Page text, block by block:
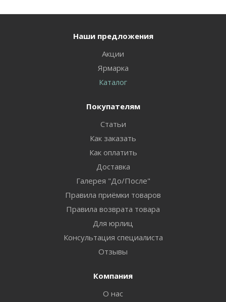
Наши предложения
Акции
Ярмарка
Каталог
Покупателям
Статьи
Как заказать
Как оплатить
Доставка
Галерея "До/После"
Правила приёмки товаров
Правила возврата товара
Для юрлиц
Консультация специалиста
Отзывы
Компания
О нас